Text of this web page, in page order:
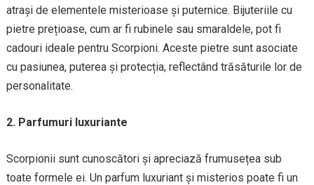
atrași de elementele misterioase și puternice. Bijuteriile cu
pietre prețioase, cum ar fi rubinele sau smaraldele, pot fi
cadouri ideale pentru Scorpioni. Aceste pietre sunt asociate
cu pasiunea, puterea și protecția, reflectând trăsăturile lor de
personalitate.
2. Parfumuri luxuriante
Scorpionii sunt cunoscători și apreciază frumusețea sub
toate formele ei. Un parfum luxuriant și misterios poate fi un